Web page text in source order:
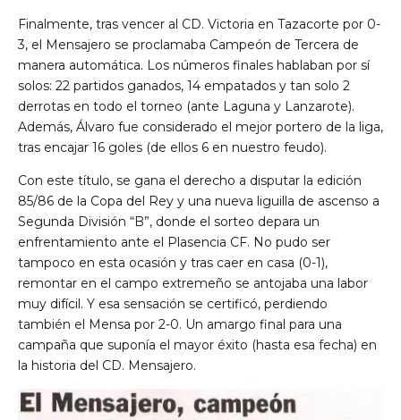
Finalmente, tras vencer al CD. Victoria en Tazacorte por 0-
3, el Mensajero se proclamaba Campeón de Tercera de
manera automática. Los números finales hablaban por sí
solos: 22 partidos ganados, 14 empatados y tan solo 2
derrotas en todo el torneo (ante Laguna y Lanzarote).
Además, Álvaro fue considerado el mejor portero de la liga,
tras encajar 16 goles (de ellos 6 en nuestro feudo).
Con este título, se gana el derecho a disputar la edición
85/86 de la Copa del Rey y una nueva liguilla de ascenso a
Segunda División “B”, donde el sorteo depara un
enfrentamiento ante el Plasencia CF. No pudo ser
tampoco en esta ocasión y tras caer en casa (0-1),
remontar en el campo extremeño se antojaba una labor
muy difícil. Y esa sensación se certificó, perdiendo
también el Mensa por 2-0. Un amargo final para una
campaña que suponía el mayor éxito (hasta esa fecha) en
la historia del CD. Mensajero.